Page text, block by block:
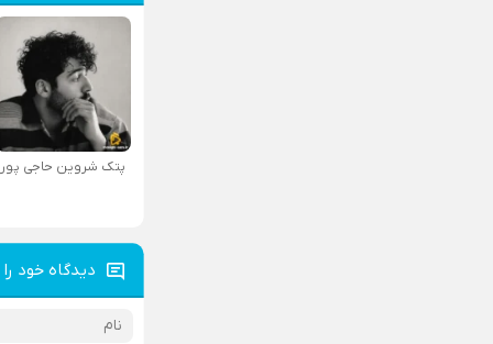
پتک شروین حاجی پور
دیدگاه خود